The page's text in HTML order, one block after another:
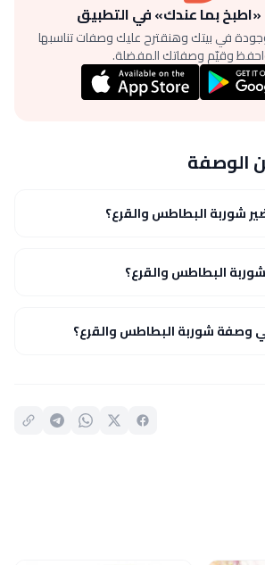
بما عندك» في التطبيق
في بيتك وهنقترح عليك وصفات تناسبها
وقيّم وصفاتك المفضلة.
الوصفة
شوربة البطاطس والقرع؟
البطاطس والقرع؟
شوربة البطاطس والقرع؟